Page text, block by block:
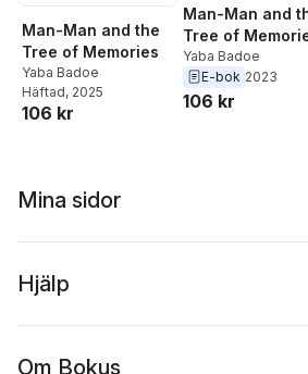
Man-Man and the
Tree of Memories
Yaba Badoe
Häftad, 2025
106 kr
Man-Man and
Tree of
Yaba Badoe
E-bok 2023
106 kr
Mina sidor
Hjälp
Om Bokus